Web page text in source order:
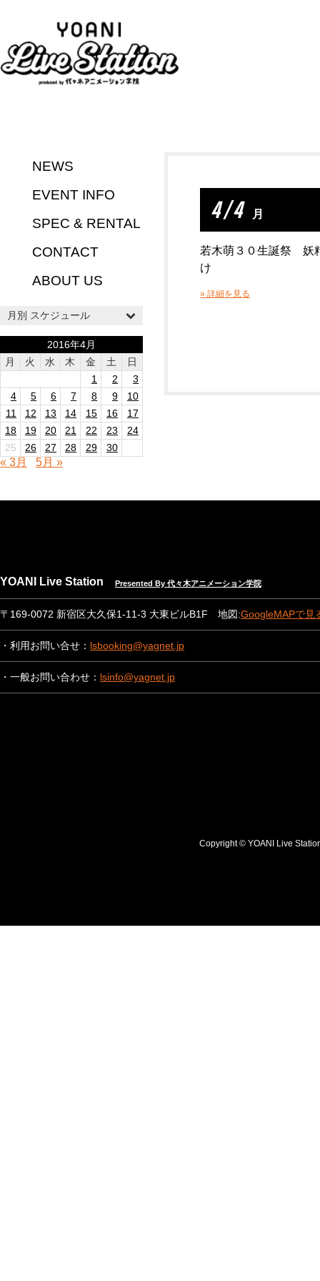
NEWS
EVENT INFO
SPEC & RENTAL
CONTACT
ABOUT US
月別 スケジュール
2016年4月
月
火 水 木 金 土
日
1
2
3
4
5 6 7 8 9
10
11
12 13 14 15 16
17
18
19 20 21 22 23
24
25
26 27 28 29 30
« 3月 5月 »
4 / 4 月
若木萌３０生誕祭 妖
け
» 詳細を見る
YOANI Live Station Presented By 代々木アニメーション学院
〒169-0072 新宿区大久保1-11-3 大東ビルB1F 地図:GoogleMAPで見
・利用お問い合せ： lsbooking@yagnet.jp
・一般お問い合わせ： lsinfo@yagnet.jp
Copyright © YOANI Live